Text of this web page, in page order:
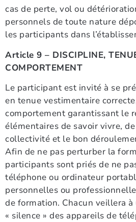
cas de perte, vol ou
personnels de toute nature
les participants dans
Article 9 – DISCIPLINE,
COMPORTEMENT
Le participant est invité à se
en tenue vestimentaire
comportement garantissant le
élémentaires de savoir vivre,
collectivité et le bon
Afin de ne pas perturber la
participants sont priés de ne
téléphone ou ordinateur
personnelles ou
de formation. Chacun veillera
« silence » des appareils de